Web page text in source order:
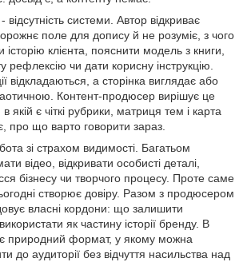
системи. Автор відкриває
поле для допису й не розуміє, з чого
історію клієнта, пояснити модель з книги,
рефлексію чи дати корисну інструкцію.
відкладаються, а сторінка виглядає або
Контент-продюсер вирішує це
в якій є чіткі рубрики, матриця тем і карта
про що варто говорити зараз.
зі страхом видимості. Багатьом
відео, відкривати особисті деталі,
бізнесу чи творчого процесу. Проте саме
створює довіру. Разом з продюсером
власні кордони: що залишити
як частину історії бренду. В
природний формат, у якому можна
до аудиторії без відчуття насильства над